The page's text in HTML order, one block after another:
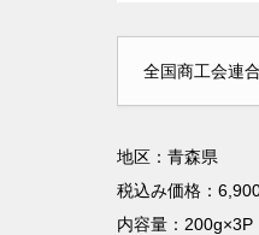
全国商工会連
地区：青森県
税込み価格：
内容量：200g×3P